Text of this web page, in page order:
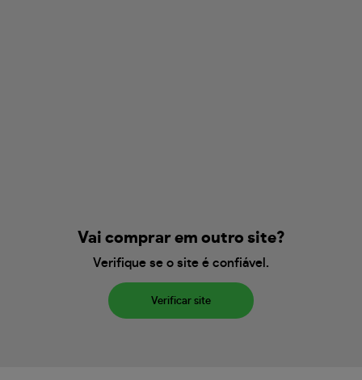
Vai comprar em outro site?
Verifique se o site é confiável.
Verificar site